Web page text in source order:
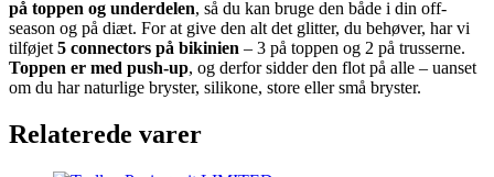
på toppen og underdelen, så du kan bruge den både i din off-
season og på diæt. For at give den alt det glitter, du behøver, har vi
tilføjet 5 connectors på bikinien – 3 på toppen og 2 på trusserne.
Toppen er med push-up, og derfor sidder den flot på alle – uanset
om du har naturlige bryster, silikone, store eller små bryster.
Relaterede varer